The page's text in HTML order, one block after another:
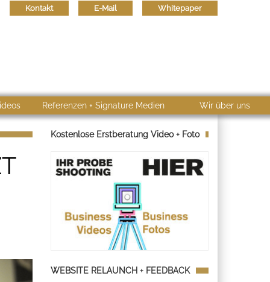
Kontakt E-Mail Whitepaper
Referenzen + Signature Medien Wir über uns
Kostenlose Erstberatung Video + Foto
WEBSITE RELAUNCH + FEEDBACK